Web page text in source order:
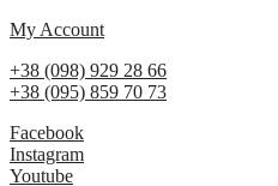
My Account
+38 (098) 929 28 66
+38 (095) 859 70 73
Facebook
Instagram
Youtube